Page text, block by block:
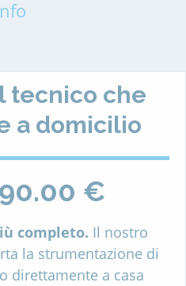
tecnico che
a domicilio
€
completo. Il nostro
la strumentazione di
direttamente a casa